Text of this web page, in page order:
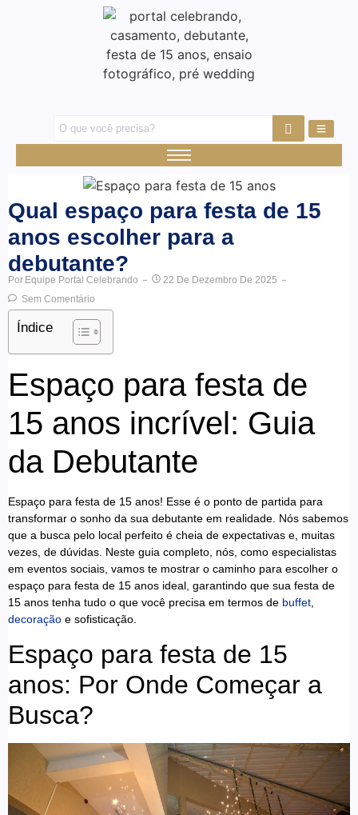
Qual espaço para festa de 15
anos escolher para a
debutante?
Por Equipe Portal Celebrando
22 De Dezembro De 2025
Sem Comentário
Índice
Espaço para festa de
15 anos incrível: Guia
da Debutante
Espaço para festa de 15 anos! Esse é o ponto de partida para
transformar o sonho da sua debutante em realidade. Nós sabemos
que a busca pelo local perfeito é cheia de expectativas e, muitas
vezes, de dúvidas. Neste guia completo, nós, como especialistas
em eventos sociais, vamos te mostrar o caminho para escolher o
espaço para festa de 15 anos ideal, garantindo que sua festa de
15 anos tenha tudo o que você precisa em termos de buffet
decoração e sofisticação.
Espaço para festa de 15
anos: Por Onde Começar a
Busca?